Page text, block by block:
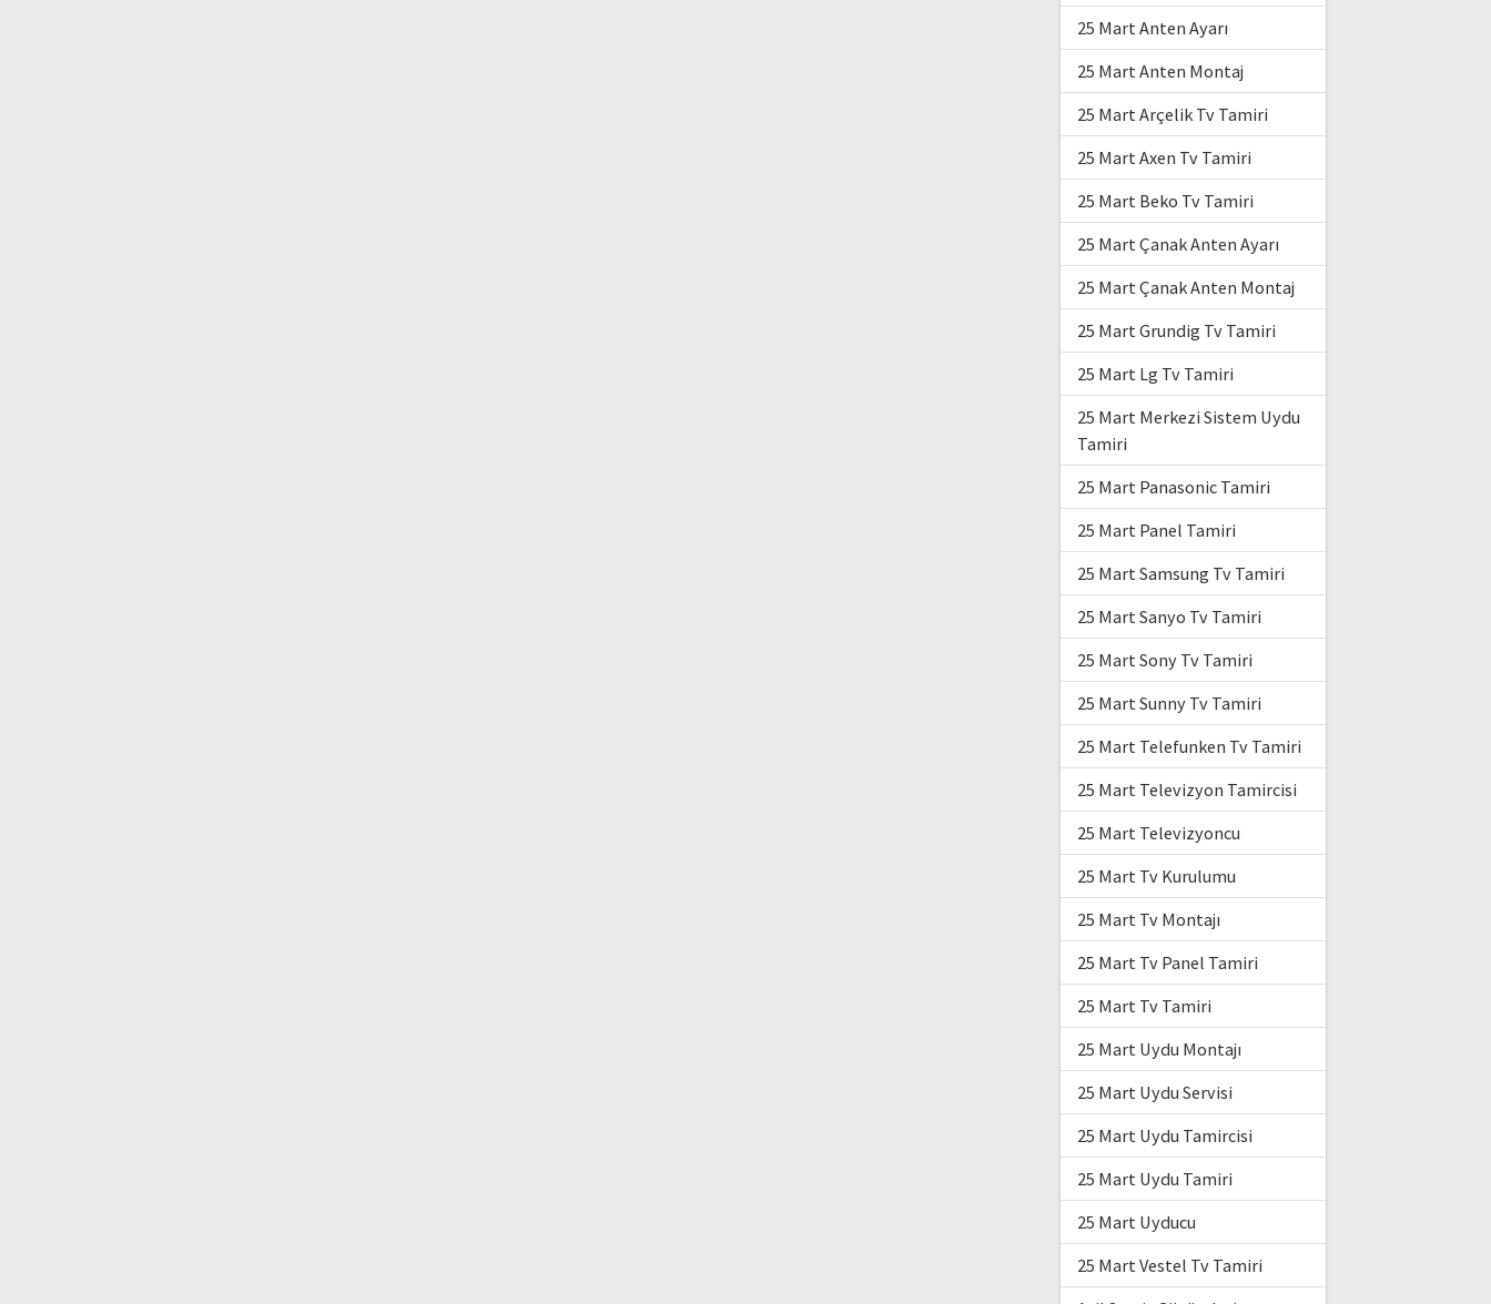
25 Mart Anten Ayarı
25 Mart Anten Montaj
25 Mart Arçelik Tv Tamiri
25 Mart Axen Tv Tamiri
25 Mart Beko Tv Tamiri
25 Mart Çanak Anten Ayarı
25 Mart Çanak Anten Montaj
25 Mart Grundig Tv Tamiri
25 Mart Lg Tv Tamiri
25 Mart Merkezi Sistem Uydu
Tamiri
25 Mart Panasonic Tamiri
25 Mart Panel Tamiri
25 Mart Samsung Tv Tamiri
25 Mart Sanyo Tv Tamiri
25 Mart Sony Tv Tamiri
25 Mart Sunny Tv Tamiri
25 Mart Telefunken Tv Tamiri
25 Mart Televizyon Tamircisi
25 Mart Televizyoncu
25 Mart Tv Kurulumu
25 Mart Tv Montajı
25 Mart Tv Panel Tamiri
25 Mart Tv Tamiri
25 Mart Uydu Montajı
25 Mart Uydu Servisi
25 Mart Uydu Tamircisi
25 Mart Uydu Tamiri
25 Mart Uyducu
25 Mart Vestel Tv Tamiri